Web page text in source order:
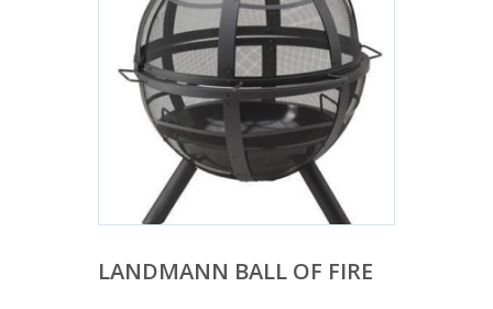
LANDMANN BALL OF FIRE